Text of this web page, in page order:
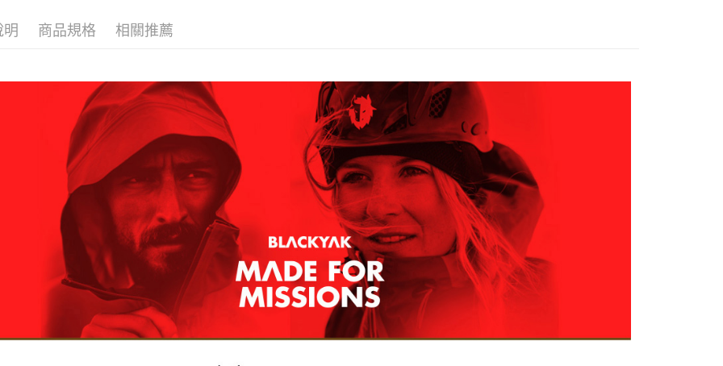
２．關於個人資料處理事宜，請瀏覽以下網址：
https://aftee.tw/terms/#terms3
３．未成年的使用者請事先徵得法定代理人或監護人之同意方可使用
「AFTEE先享後付」，若未經同意申辦者引起之損失，本公司不負相關責
任。
４．使用「AFTEE先享後付」時，將依據個別帳號之用戶狀況，依本公司
即時審查核予不同之上限額度；若仍有額度不足之情形，本公司將視審查
結果請求用戶進行身份認證。
５．嚴禁一人註冊多個帳號或使用他人資訊註冊。若發現惡意使用之情
形，恩沛科技股份有限公司將有權停止該用戶之使用額度並採取法律行
動。
付款後7-11取貨
每筆NT$60，滿NT$799(含以上)免運費
宅配
每筆NT$70，滿NT$799(含以上)免運費
明 商品規格 相關推薦